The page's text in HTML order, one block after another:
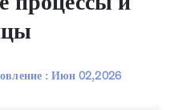
:Июн 02,2026